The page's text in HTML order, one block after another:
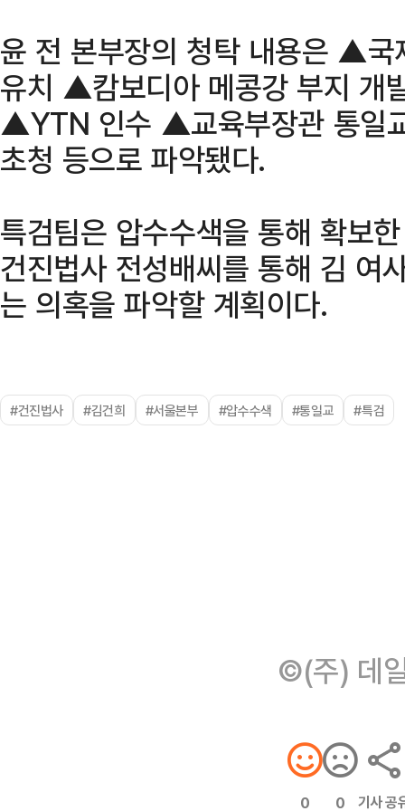
윤 전 본부장의 청탁 내용은 ▲
유치 ▲캄보디아 메콩강 부지 개
▲YTN 인수 ▲교육부장관 통일
초청 등으로 파악됐다.
특검팀은 압수수색을 통해 확보
건진법사 전성배씨를 통해 김 여
는 의혹을 파악할 계획이다.
#건진법사 #김건희 #서울본부 #압수수색 #통일교 #특검
©(주) 데
0 0 기사 공